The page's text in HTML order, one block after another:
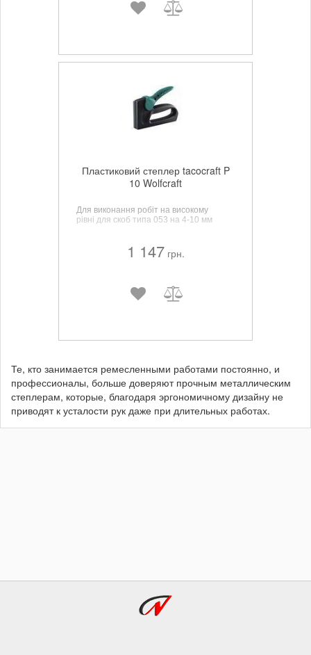
Пластиковий степлер tacocraft P
10 Wolfcraft
Для виконання робіт на високому
рівні для скоб типа 053 на 4-10 мм
1 147 грн.
Те, кто занимается ремесленными работами постоянно, и
профессионалы, больше доверяют прочным металлическим
степлерам, которые, благодаря эргономичному дизайну не
приводят к усталости рук даже при длительных работах.